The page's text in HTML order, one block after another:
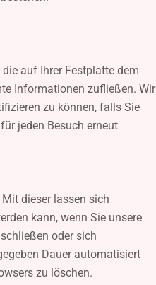
auf Ihrer Festplatte dem
Informationen zufließen. Wir
zu können, falls Sie
jeden Besuch erneut
dieser lassen sich
kann, wenn Sie unsere
oder sich
Dauer automatisiert
zu löschen.